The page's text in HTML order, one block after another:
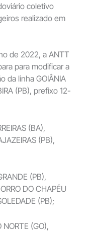
coletivo
realizado em
de 2022, a ANTT
para modificar a
da linha GOIÂNIA
(PB), prefixo 12-
(BA),
(PB),
(PB),
DO CHAPÉU
(PB);
NORTE (GO),